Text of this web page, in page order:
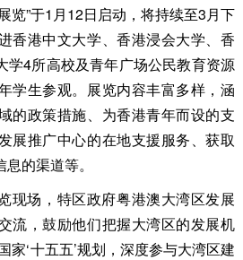
”于1月12日启动，将持续至3月下
香港中文大学、香港浸会大学、香
学4所高校及青年广场公民教育资源
学生参观。展览内容丰富多样，涵
的政策措施、为香港青年而设的支
展推广中心的在地支援服务、获取
的渠道等。
场，特区政府粤港澳大湾区发展
流，鼓励他们把握大湾区的发展机
家‘十五五’规划，深度参与大湾区建